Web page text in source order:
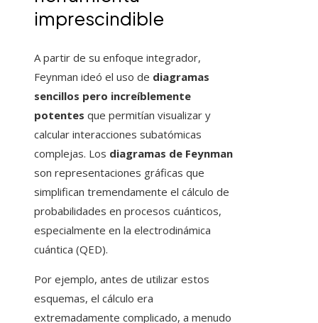
imprescindible
A partir de su enfoque integrador,
Feynman ideó el uso de diagramas
sencillos pero increíblemente
potentes que permitían visualizar y
calcular interacciones subatómicas
complejas. Los diagramas de Feynman
son representaciones gráficas que
simplifican tremendamente el cálculo de
probabilidades en procesos cuánticos,
especialmente en la electrodinámica
cuántica (QED).
Por ejemplo, antes de utilizar estos
esquemas, el cálculo era
extremadamente complicado, a menudo